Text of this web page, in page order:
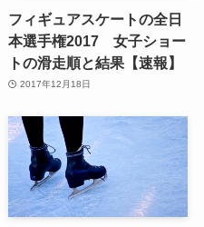
フィギュアスケートの全日
本選手権2017 女子ショー
トの滑走順と結果【速報】
2017年12月18日